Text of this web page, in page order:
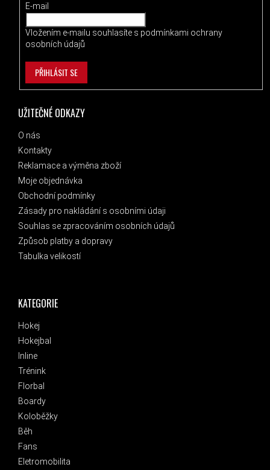
KATEGORIE
Hokej
Hokejbal
Inline
Trénink
Florbal
Boardy
Koloběžky
Běh
Fans
Eletromobilita
UŽITEČNÉ ODKAZY
O nás
Kontakty
Reklamace a výměna zboží
Moje objednávka
Obchodní podmínky
Zásady pro nakládání s osobními údaji
Souhlas se zpracováním osobních údajů
Způsob platby a dopravy
Tabulka velikostí
E-mail
Vložením e-mailu souhlasíte s podmínkami ochrany
osobních údajů
PŘIHLÁSIT SE